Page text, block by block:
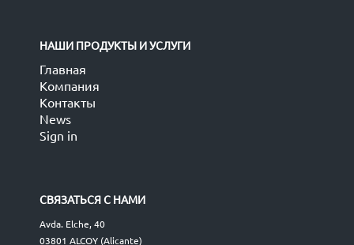
НАШИ ПРОДУКТЫ И УСЛУГИ
Главная
Компания
Контакты
News
Sign in
СВЯЗАТЬСЯ С НАМИ
Avda. Elche, 40
03801 ALCOY (Alicante)